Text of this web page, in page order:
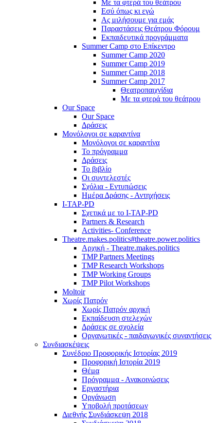
Με τα φτερά του θεάτρου
Εσύ όπως κι εγώ
Ας μιλήσουμε για εμάς
Παραστάσεις Θεάτρου Φόρουμ
Εκπαιδευτικά προγράμματα
Summer Camp στο Επίκεντρο
Summer Camp 2020
Summer Camp 2019
Summer Camp 2018
Summer Camp 2017
Θεατροπαιχνίδια
Με τα φτερά του θεάτρου
Our Space
Our Space
Δράσεις
Μονόλογοι σε καραντίνα
Μονόλογοι σε καραντίνα
Το πρόγραμμα
Δράσεις
Το βιβλίο
Οι συντελεστές
Σχόλια - Εντυπώσεις
Ημέρα Δράσης - Αντηχήσεις
I-TAP-PD
Σχετικά με το I-TAP-PD
Partners & Research
Activities- Conference
Theatre.makes.politics#theatre.power.politics
Αρχική - Theatre.makes.politics
TMP Partners Meetings
TMP Research Workshops
TMP Working Groups
TMP Pilot Workshops
Moltoir
Χωρίς Πατρόν
Χωρίς Πατρόν αρχική
Εκπαίδευση στελεχών
Δράσεις σε σχολεία
Οργανωτικές - παιδαγωγικές συναντήσεις
Συνδιασκέψεις
Συνέδριο Προφορικής Ιστορίας 2019
Προφορική Ιστορία 2019
Θέμα
Πρόγραμμα - Ανακοινώσεις
Εργαστήρια
Οργάνωση
Υποβολή προτάσεων
Διεθνής Συνδιάσκεψη 2018